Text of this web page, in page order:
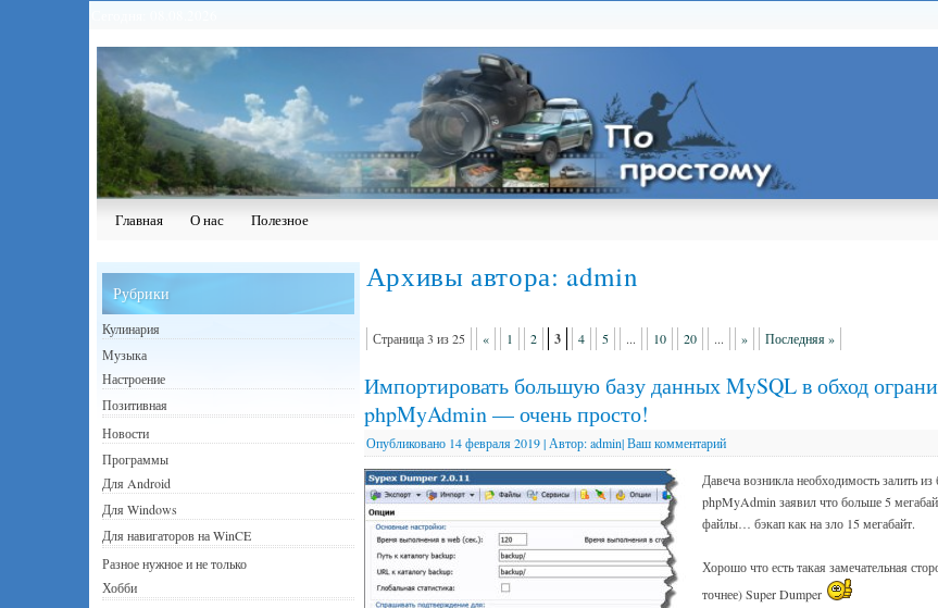
Главная О нас Полезное
Архивы автора: admin
Страница 3 из 25 « 1 2 3 4 5 ... 10 20 ... » Последняя »
Импортировать большую базу данных MySQL в обход
phpMyAdmin — очень просто!
Опубликовано 14 февраля 2019|Автор: admin| Ваш комментарий
Давеча возникла необходимость залить из
phpMyAdmin заявил что больше 5
файлы… бэкап как на зло 15 мегабайт.
Хорошо что есть такая замечательная
точнее) Super Dumper
Рубрики
Кулинария
Музыка
Настроение
Позитивная
Новости
Программы
Для Android
Для Windows
Для навигаторов на WinCE
Разное нужное и не только
Хобби